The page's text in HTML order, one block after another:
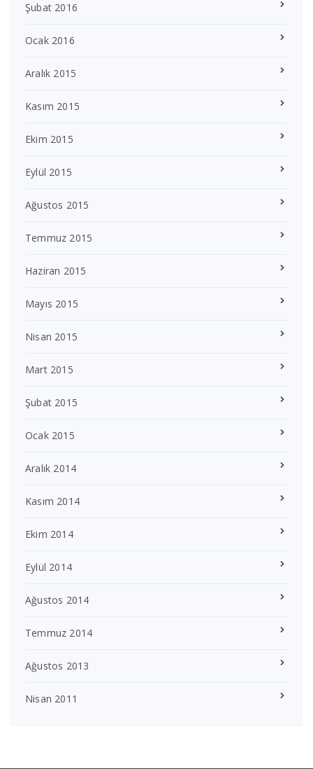
Şubat 2016
Ocak 2016
Aralık 2015
Kasım 2015
Ekim 2015
Eylül 2015
Ağustos 2015
Temmuz 2015
Haziran 2015
Mayıs 2015
Nisan 2015
Mart 2015
Şubat 2015
Ocak 2015
Aralık 2014
Kasım 2014
Ekim 2014
Eylül 2014
Ağustos 2014
Temmuz 2014
Ağustos 2013
Nisan 2011